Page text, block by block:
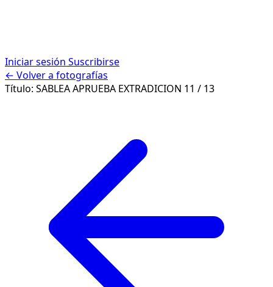
Iniciar sesión Suscribirse
← Volver a fotografías
Título: SABLEA APRUEBA EXTRADICION 11 / 13